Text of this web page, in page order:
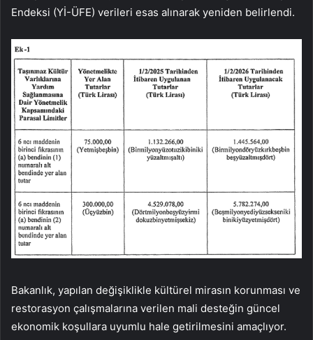
Endeksi (Yİ-ÜFE) verileri esas alınarak yeniden belirlendi.
Bakanlık, yapılan değişiklikle kültürel mirasın korunması ve
restorasyon çalışmalarına verilen mali desteğin güncel
ekonomik koşullara uyumlu hale getirilmesini amaçlıyor.